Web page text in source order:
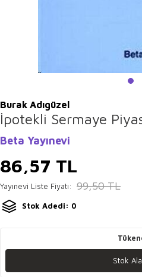
Burak Adıgüzel
İpotekli Sermaye
Beta Yayınevi
86,57 TL
Yayınevi Liste Fiyatı: 99,50TL
Stok Adedi: 0
Stok